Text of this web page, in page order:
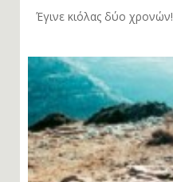
Έγινε κιόλας δύο χρονών!